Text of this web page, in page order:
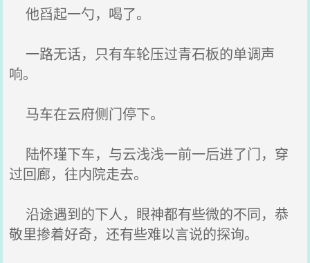
他舀起一勺，喝了。
一路无话，只有车轮压过青石板的单调声
响。
马车在云府侧门停下。
陆怀瑾下车，与云浅浅一前一后进了门，穿
过回廊，往内院走去。
沿途遇到的下人，眼神都有些微的不同，恭
敬里掺着好奇，还有些难以言说的探询。